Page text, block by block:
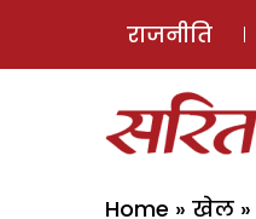
राजनीति
Home » खेल »